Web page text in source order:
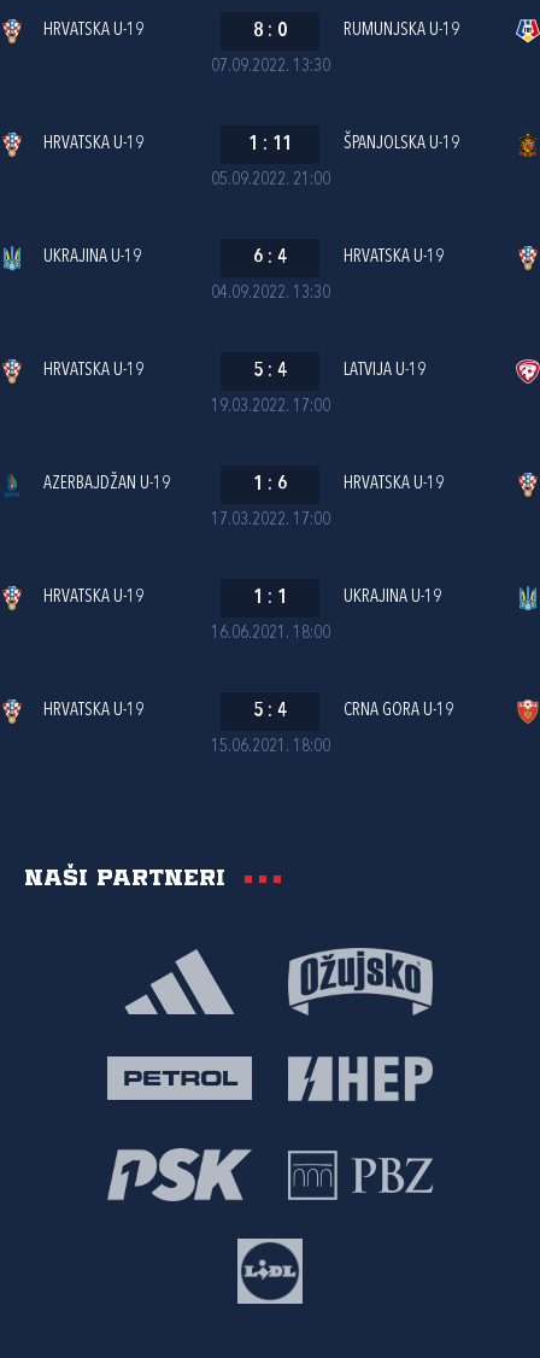
07.09.2022. 13:30
HRVATSKA U-19 8 : 0 RUMUNJSKA U-19
05.09.2022. 21:00
HRVATSKA U-19 1 : 11 ŠPANJOLSKA U-19
04.09.2022. 13:30
UKRAJINA U-19 6 : 4 HRVATSKA U-19
19.03.2022. 17:00
HRVATSKA U-19 5 : 4 LATVIJA U-19
17.03.2022. 17:00
AZERBAJDŽAN U-19 1 : 6 HRVATSKA U-19
16.06.2021. 18:00
HRVATSKA U-19 1 : 1 UKRAJINA U-19
15.06.2021. 18:00
HRVATSKA U-19 5 : 4 CRNA GORA U-19
Naši partneri